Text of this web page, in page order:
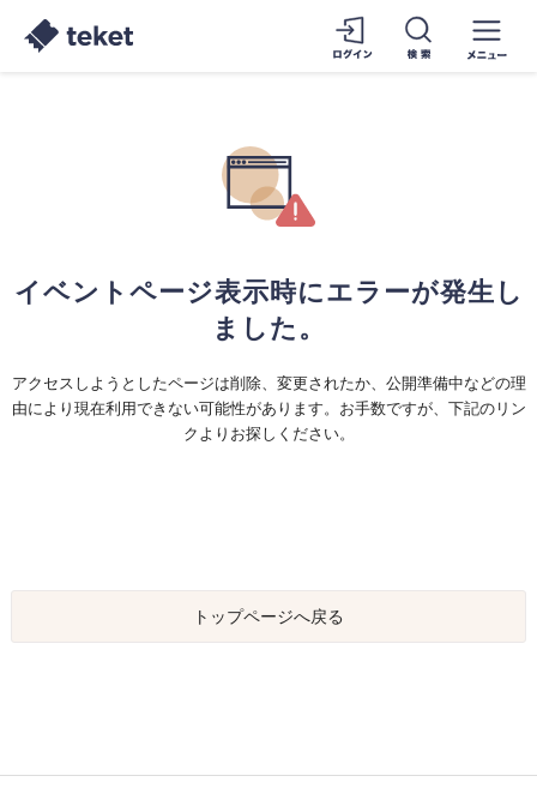
イベントページ表示時にエラーが発生し
ました。
アクセスしようとしたページは削除、変更されたか、公開準備中などの理
由により現在利用できない可能性があります。お手数ですが、下記のリン
クよりお探しください。
トップページへ戻る